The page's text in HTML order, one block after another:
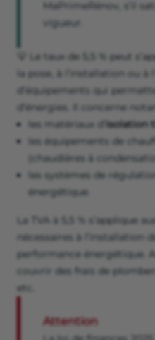
MaPrimeRénov, s’il
vigueur.
💡 Le taux de 5,5 % peut
la pose, à l’installation ou
d’équipements qui
d’énergies. Il concerne
les matériaux d’ isolation
les équipements de
(chaudières à
les systèmes de
énergétique.
La TVA à 5,5 % s’applique
nécessaires à l’installation
performance énergétique.
couvrir des frais de
etc.
Attention